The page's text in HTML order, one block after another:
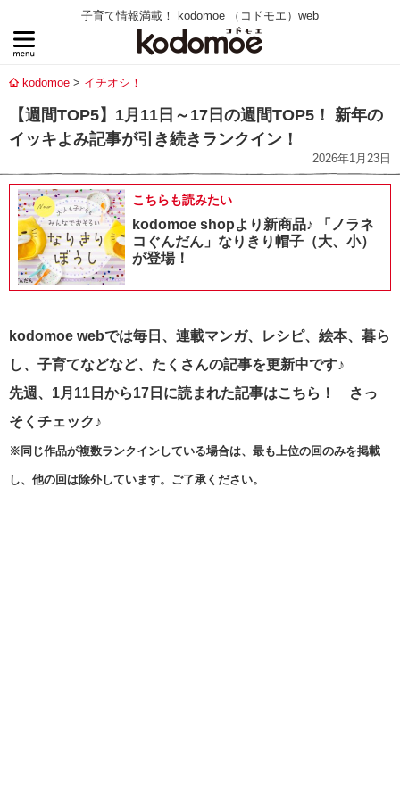
子育て情報満載！ kodomoe （コドモエ）web
kodomoe イチオシ！
【週間TOP5】1月11日～17日の週間TOP5！ 新年の
イッキよみ記事が引き続きランクイン！
2026年1月23日
こちらも読みたい
kodomoe shopより新商品♪ 「ノラネ
コぐんだん」なりきり帽子（大、小）
が登場！
kodomoe webでは毎日、連載マンガ、レシピ、絵本、暮ら
し、子育てなどなど、たくさんの記事を更新中です♪
先週、1月11日から17日に読まれた記事はこちら！ さっ
そく チェック♪
※同じ作品が複数ランクインしている場合は、最も上位の回のみを掲載
し、他の回は除外しています。ご了承ください。